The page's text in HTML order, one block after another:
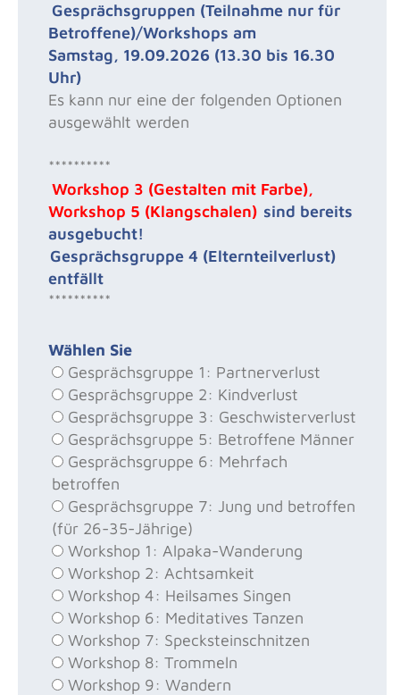
Gesprächsgruppen (Teilnahme nur für
Betroffene)/Workshops am
Samstag, 19.09.2026 (13.30 bis 16.30
Uhr)
Es kann nur eine der folgenden Optionen
ausgewählt werden
**********
Workshop 3 (Gestalten mit Farbe),
Workshop 5 (Klangschalen) sind bereits
ausgebucht!
Gesprächsgruppe 4 (Elternteilverlust)
entfällt
**********
Wählen Sie
Gesprächsgruppe 1: Partnerverlust
Gesprächsgruppe 2: Kindverlust
Gesprächsgruppe 3: Geschwisterverlust
Gesprächsgruppe 5: Betroffene Männer
Gesprächsgruppe 6: Mehrfach
betroffen
Gesprächsgruppe 7: Jung und betroffen
(für 26-35-Jährige)
Workshop 1: Alpaka-Wanderung
Workshop 2: Achtsamkeit
Workshop 4: Heilsames Singen
Workshop 6: Meditatives Tanzen
Workshop 7: Specksteinschnitzen
Workshop 8: Trommeln
Workshop 9: Wandern